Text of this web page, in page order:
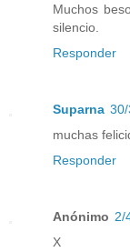
Muchos
silencio.
Responder
Suparna
muchas
Responder
Anónimo 2/
X